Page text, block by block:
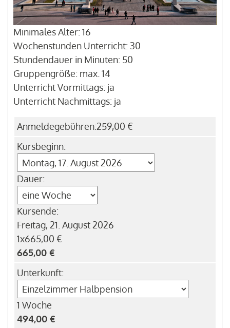
Minimales Alter: 16
Wochenstunden Unterricht: 30
Stundendauer in Minuten: 50
Gruppengröße: max. 14
Unterricht Vormittags: ja
Unterricht Nachmittags: ja
Anmeldegebühren:259,00 €
Kursbeginn:
Dauer:
Kursende:
Freitag, 21. August 2026
1x665,00 €
665,00 €
Unterkunft:
1 Woche
494,00 €